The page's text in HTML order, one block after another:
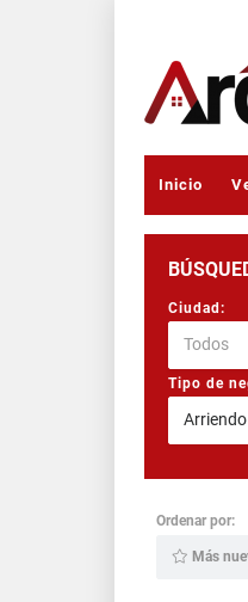
Inicio
Ciudad:
Todos
Tipo de
Arriendo
Ordenar por:
Más